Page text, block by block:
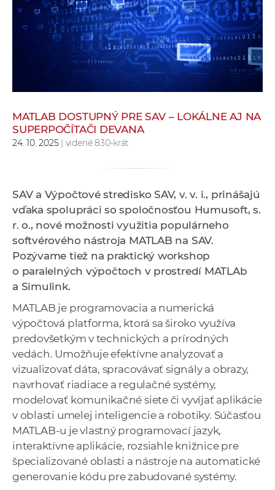
e
v
p
a
c
v
a
c
r
v
k
c
h
A
V
MATLAB DOSTUPNÝ PRE SAV – LOKÁLNE AJ NA
SUPERPOČÍTAČI DEVANA
24. 10. 2025| videné 830-krát
SAV a Výpočtové stredisko SAV, v. v. i., prinášajú
vďaka spolupráci so spoločnosťou Humusoft, s.
r. o., nové možnosti využitia populárneho
softvérového nástroja MATLAB na SAV.
Pozývame tiež na praktický workshop
o paralelných výpočtoch v prostredí MATLAb
a Simulink.
MATLAB je programovacia a numerická
výpočtová platforma, ktorá sa široko využíva
predovšetkým v technických a prírodných
vedách. Umožňuje efektívne analyzovať a
vizualizovať dáta, spracovávať signály a obrazy,
navrhovať riadiace a regulačné systémy,
modelovať komunikačné siete či vyvíjať aplikácie
v oblasti umelej inteligencie a robotiky. Súčasťou
MATLAB-u je vlastný programovací jazyk,
interaktívne aplikácie, rozsiahle knižnice pre
špecializované oblasti a nástroje na automatické
generovanie kódu pre zabudované systémy.